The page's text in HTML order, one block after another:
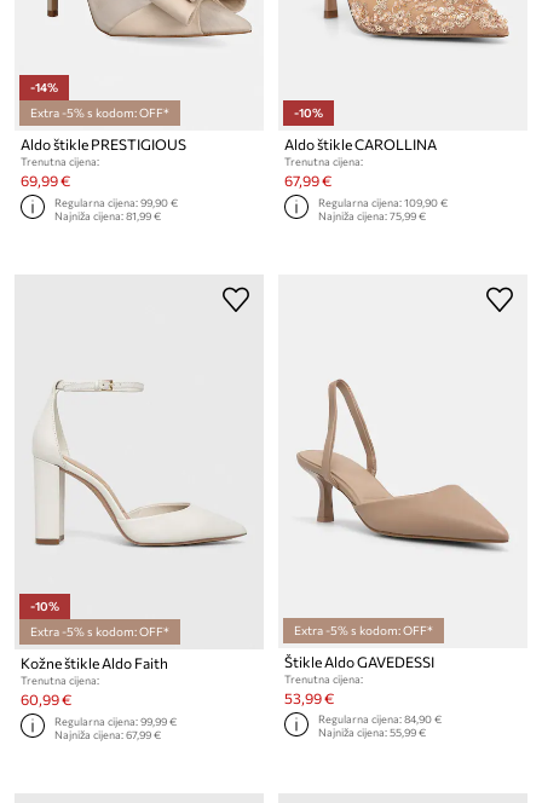
-14%
Extra -5% s kodom: OFF*
Aldo štikle PRESTIGIOUS
Trenutna cijena:
69,99 €
Regularna cijena:99,90 €
Najniža cijena:81,99 €
-10%
Aldo štikle CAROLLINA
Trenutna cijena:
67,99 €
Regularna cijena:109,90 €
Najniža cijena:75,99 €
-10%
Extra -5% s kodom: OFF*
Kožne štikle Aldo Faith
Trenutna cijena:
60,99 €
Regularna cijena:99,99 €
Najniža cijena:67,99 €
Extra -5% s kodom: OFF*
Štikle Aldo GAVEDESSI
Trenutna cijena:
53,99 €
Regularna cijena:84,90 €
Najniža cijena:55,99 €